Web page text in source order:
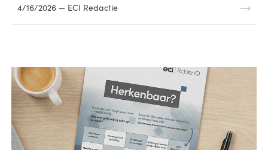
4/16/2026 — ECI Redactie